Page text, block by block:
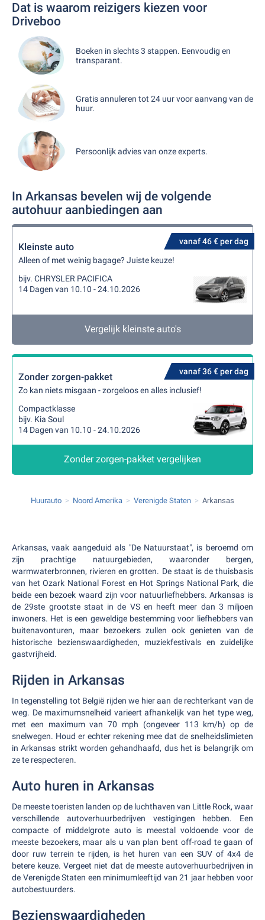
Dat is waarom reizigers kiezen voor
Driveboo
Boeken in slechts 3 stappen. Eenvoudig en
transparant.
Gratis annuleren tot 24 uur voor aanvang van de
huur.
Persoonlijk advies van onze experts.
In Arkansas bevelen wij de volgende
autohuur aanbiedingen aan
vanaf 46 € per dag
Kleinste auto
Alleen of met weinig bagage? Juiste keuze!
bijv. CHRYSLER PACIFICA
14 Dagen van 10.10 - 24.10.2026
Vergelijk kleinste auto's
vanaf 36 € per dag
Zonder zorgen-pakket
Zo kan niets misgaan - zorgeloos en alles inclusief!
Compactklasse
bijv. Kia Soul
14 Dagen van 10.10 - 24.10.2026
Zonder zorgen-pakket vergelijken
Huurauto Noord Amerika Verenigde Staten Arkansas
Arkansas, vaak aangeduid als "De Natuurstaat", is beroemd om
zijn prachtige natuurgebieden, waaronder bergen,
warmwaterbronnen, rivieren en grotten. De staat is de thuisbasis
van het Ozark National Forest en Hot Springs National Park, die
beide een bezoek waard zijn voor natuurliefhebbers. Arkansas is
de 29ste grootste staat in de VS en heeft meer dan 3 miljoen
inwoners. Het is een geweldige bestemming voor liefhebbers van
buitenavonturen, maar bezoekers zullen ook genieten van de
historische bezienswaardigheden, muziekfestivals en zuidelijke
gastvrijheid.
Rijden in Arkansas
In tegenstelling tot België rijden we hier aan de rechterkant van de
weg. De maximumsnelheid varieert afhankelijk van het type weg,
met een maximum van 70 mph (ongeveer 113 km/h) op de
snelwegen. Houd er echter rekening mee dat de snelheidslimieten
in Arkansas strikt worden gehandhaafd, dus het is belangrijk om
ze te respecteren.
Auto huren in Arkansas
De meeste toeristen landen op de luchthaven van Little Rock, waar
verschillende autoverhuurbedrijven vestigingen hebben. Een
compacte of middelgrote auto is meestal voldoende voor de
meeste bezoekers, maar als u van plan bent off-road te gaan of
door ruw terrein te rijden, is het huren van een SUV of 4x4 de
betere keuze. Vergeet niet dat de meeste autoverhuurbedrijven in
de Verenigde Staten een minimumleeftijd van 21 jaar hebben voor
autobestuurders.
Bezienswaardigheden